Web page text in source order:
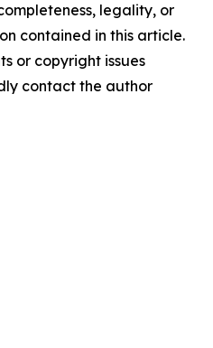
legality, or
contained in this article.
or copyright issues
contact the author